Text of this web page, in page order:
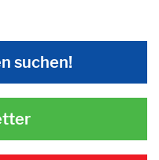
suchen!